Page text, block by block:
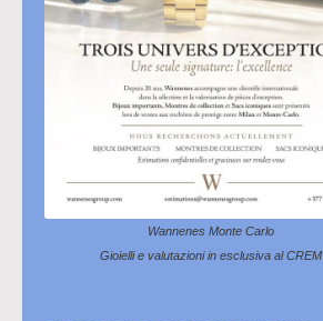
Wannenes Monte Carlo
Gioielli e valutazioni in esclusiva al CREM